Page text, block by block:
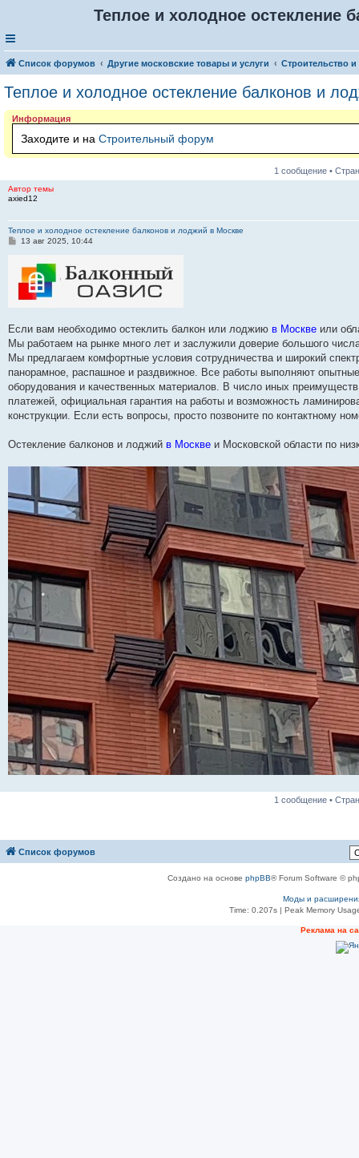
Теплое и холодное остекление
Список форумов Другие московские товары и услуги Строительство
Теплое и холодное остекление балконов и
Информация
Заходите и на Строительный форум
1 сообщение •
Автор темы
axied12
Теплое и холодное остекление балконов и лоджий в Москве
С
б
щ
н
и
13 авг 2025, 10:44
Если вам необходимо остеклить балкон или лоджию в Москве или
Мы работаем на рынке много лет и заслужили доверие большого
Мы предлагаем комфортные условия сотрудничества и широкий
панорамное, распашное и раздвижное. Все работы выполняют
оборудования и качественных материалов. В число иных
платежей, официальная гарантия на работы и возможность
конструкции. Если есть вопросы, просто позвоните по контактному
Остекление балконов и лоджий в Москве и Московской области по
1 сообщение •
Список форумов
Создано на основе phpBB® Forum Software ©
Моды и
Time: 0.207s| Peak Memory
Реклама на